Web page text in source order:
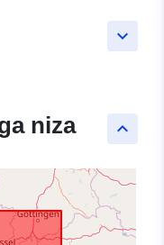
keyboard_arrow_down
keyboard_arrow_up
niza